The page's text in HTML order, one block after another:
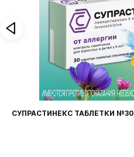
СУПРАСТИНЕКС ТАБЛЕТКИ №30